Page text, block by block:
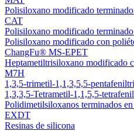
Polisiloxano modificado
CAT
Polisiloxano modificado
Polisiloxano modificado con
ChangFu® MS-EPET
Heptametiltrisiloxano modificado
M7H
1,3,5-trimetil-1,1,3,5,5-
1,3,3,5-Tetrametil-1,1,5,5-
Polidimetilsiloxanos terminados
EXDT
Resinas de silicona